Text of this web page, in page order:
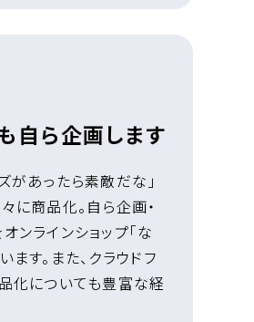
自ら企画します
があったら素敵だな」
に商品化。自ら企画・
ンラインショップ「な
ます。また、クラウドフ
化についても豊富な経